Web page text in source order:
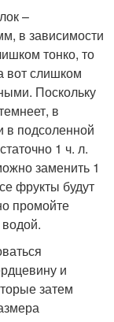
–
в зависимости
тонко, то
вот слишком
Поскольку
в
в подсоленной
1 ч. л.
заменить 1
фрукты будут
промойте
и
затем